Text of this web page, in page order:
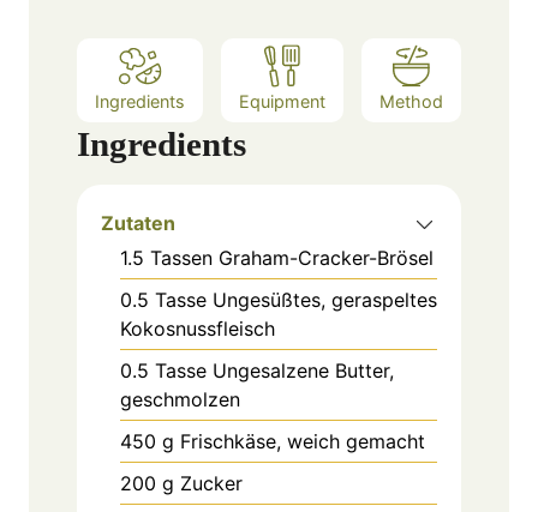
Ingredients Equipment Method
Ingredients
Zutaten
1.5 Tassen Graham-Cracker-Brösel
0.5 Tasse Ungesüßtes, geraspeltes
Kokosnussfleisch
0.5 Tasse Ungesalzene Butter,
geschmolzen
450 g Frischkäse, weich gemacht
200 g Zucker